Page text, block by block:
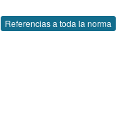
Referencias a toda la norma